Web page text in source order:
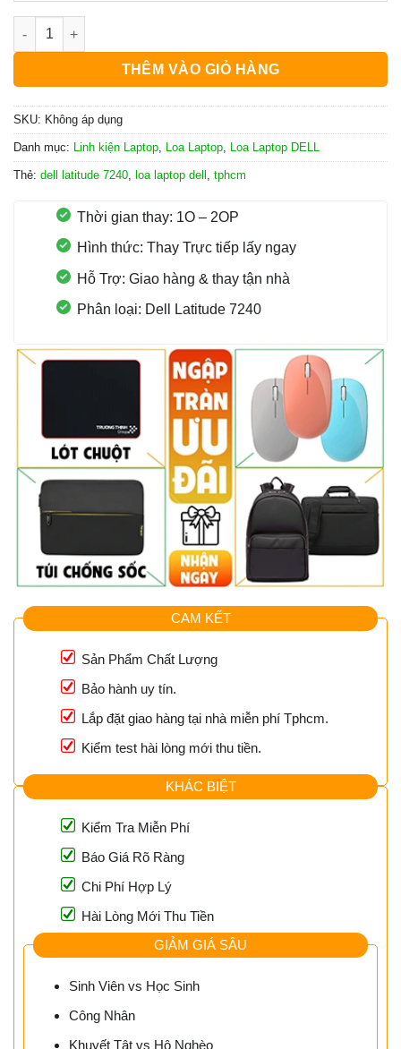
Loa Laptop Dell Latitude 7240 số lượng
THÊM VÀO GIỎ HÀNG
SKU: Không áp dụng
Danh mục: Linh kiện Laptop Loa Laptop Loa Laptop DELL
Thẻ: dell latitude 7240 loa laptop dell tphcm
Thời gian thay: 1O – 2OP
Hình thức: Thay Trực tiếp lấy ngay
Hỗ Trợ: Giao hàng & thay tận nhà
Phân loại: Dell Latitude 7240
CAM KẾT
Sản Phẩm Chất Lượng
Bảo hành uy tín.
Lắp đặt giao hàng tại nhà miễn phí Tphcm.
Kiểm test hài lòng mới thu tiền.
KHÁC BIỆT
Kiểm Tra Miễn Phí
Báo Giá Rõ Ràng
Chi Phí Hợp Lý
Hài Lòng Mới Thu Tiền
GIẢM GIÁ SÂU
Sinh Viên vs Học Sinh
Công Nhân
Khuyết Tật vs Hộ Nghèo